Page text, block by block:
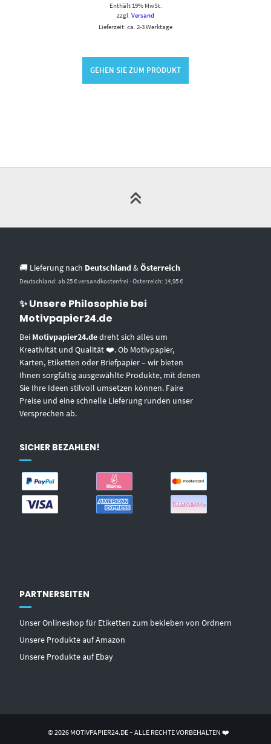
Enthält 19% MwSt.
zzgl. Versand
Lieferzeit: ca. 2-3 Werktage
GEHEN SIE ZUM PRODUKT
🚚 Lieferung nach Deutschland &Österreich
Deutschland: ab 25 € versandkostenfrei · Österreich: 14,95 €
✨ Unsere Philosophie bei
Motivpapier24.de
Bei Motivpapier24.dedreht sich alles um
Kreativität und Qualität ❤️. Ob Motivpapier,
Karten, Etiketten oder Briefpapier – wir bieten
Ihnen sorgfältig ausgewählte Produkte, mit denen
Sie Ihre Ideen stilvoll umsetzen können. Faire
Preise und eine schnelle Lieferung runden unser
Versprechen ab.
SICHER BEZAHLEN!
PARTNERSEITEN
Unser Onlineshop für Etiketten zum bekleben von Ordnern
Unsere Produkte auf Amazon
Unsere Produkte auf Ebay
© 2026 MOTIVPAPIER24.DE – ALLE RECHTE VORBEHALTEN ❤️